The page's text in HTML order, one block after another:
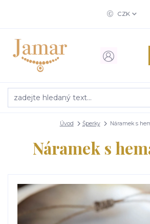
CZK
Úvod Šperky Náramek s
Náramek s